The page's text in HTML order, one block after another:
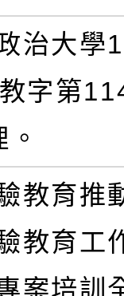
治大學
字第
教育推
教育工
案培訓